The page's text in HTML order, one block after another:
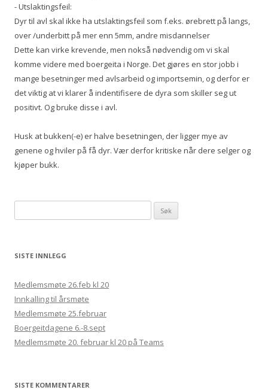
- Utslaktingsfeil:
Dyr til avl skal ikke ha utslaktingsfeil som f.eks. ørebrett på langs,
over /underbitt på mer enn 5mm, andre misdannelser
Dette kan virke krevende, men nokså nødvendig om vi skal
komme videre med boergeita i Norge. Det gjøres en stor jobb i
mange besetninger med avlsarbeid og importsemin, og derfor er
det viktig at vi klarer å indentifisere de dyra som skiller seg ut
positivt. Og bruke disse i avl.
Husk at bukken(-e) er halve besetningen, der ligger mye av
genene og hviler på få dyr. Vær derfor kritiske når dere selger og
kjøper bukk.
SISTE INNLEGG
Medlemsmøte 26.feb kl 20
Innkalling til årsmøte
Medlemsmøte 25.februar
Boergeitdagene 6.-8.sept
Medlemsmøte 20. februar kl 20 på Teams
SISTE KOMMENTARER